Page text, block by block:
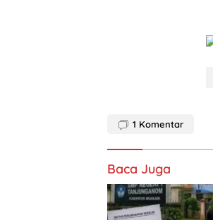
1 Komentar
Baca Juga